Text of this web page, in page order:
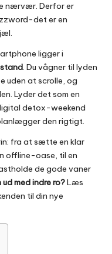
nærvær. Derfor er
det er en
ligger i
. Du vågner til lyden
uden at scrolle, og
Lyder det som en
detox-weekend
den rigtigt.
fra at sætte en klar
offline-oase, til en
de gode vaner
med indre ro?Læs
til din nye